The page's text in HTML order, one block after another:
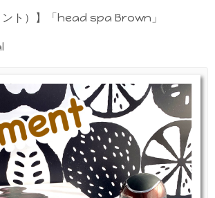
ント）】「head spa Brown」